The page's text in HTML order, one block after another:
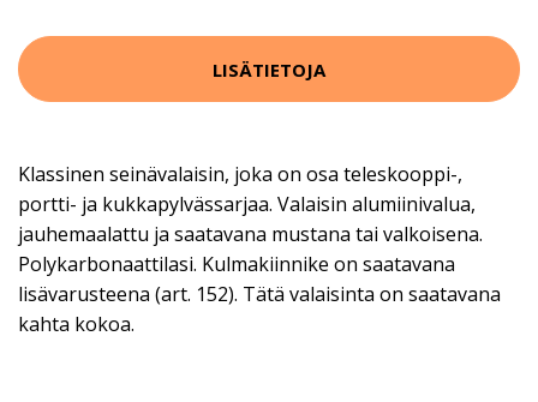
LISÄTIETOJA
Klassinen seinävalaisin, joka on osa teleskooppi-,
portti- ja kukkapylvässarjaa. Valaisin alumiinivalua,
jauhemaalattu ja saatavana mustana tai valkoisena.
Polykarbonaattilasi. Kulmakiinnike on saatavana
lisävarusteena (art. 152). Tätä valaisinta on saatavana
kahta kokoa.